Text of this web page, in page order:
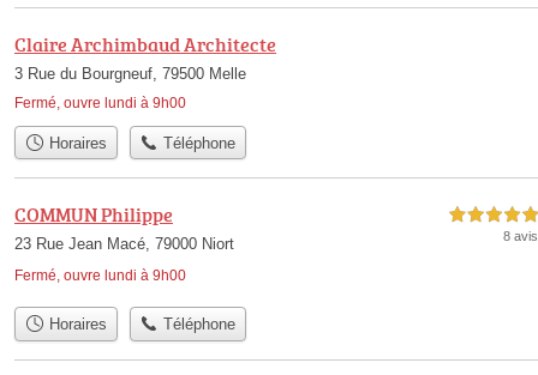
Claire Archimbaud Architecte
3 Rue du Bourgneuf, 79500 Melle
Fermé, ouvre lundi à 9h00
Horaires Téléphone
COMMUN Philippe
23 Rue Jean Macé, 79000 Niort
Fermé, ouvre lundi à 9h00
5,0 étoiles sur 5
8 avis
Horaires Téléphone